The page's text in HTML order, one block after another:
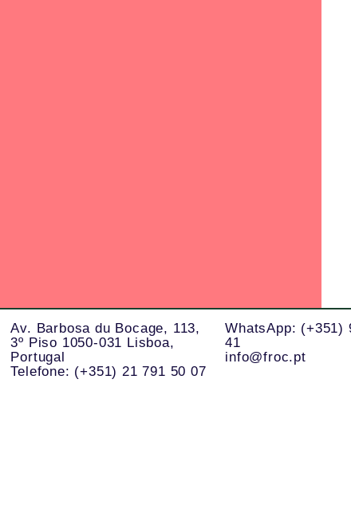
Av. Barbosa du Bocage, 113,
3º Piso 1050-031 Lisboa,
Portugal
Telefone: (+351) 21 791 50 07
WhatsApp: (+351)
41
info@froc.pt